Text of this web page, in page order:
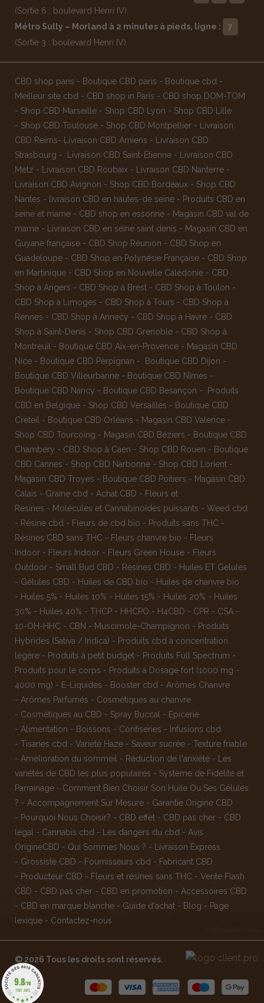
(Sortie 6 : boulevard Henri IV)
Métro Sully – Morland à 2 minutes à pieds, ligne :
7
(Sortie 3 : boulevard Henri IV)
CBD shop paris - Boutique CBD paris - Boutique cbd -
Meilleur site cbd - CBD shop in Paris - CBD shop DOM-TOM
- Shop CBD Marseille - Shop CBD Lyon - Shop CBD Lille
- Shop CBD Toulouse - Shop CBD Montpellier -
Livraison
CBD Reims- Livraison CBD Amiens -
Livraison CBD
Strasbourg - Livraison CBD Saint-Étienne -
Livraison CBD
Metz - Livraison CBD Roubaix - Livraison CBD Nanterre -
Livraison CBD Avignon - Shop CBD Bordeaux - Shop CBD
Nantes - livraison CBD en hautes-de seine - Produits CBD en
seine et marne - CBD shop en essonne - Magasin CBD val de
marne - Livraison CBD en seine saint denis - Magasin CBD en
Guyane française - CBD Shop Réunion - CBD Shop en
Guadeloupe - CBD Shop en Polynésie Française - CBD Shop
en Martinique - CBD Shop en Nouvelle Calédonie - CBD
Shop à Angers - CBD Shop à Brest - CBD Shop à Toulon -
CBD Shop à Limoges - CBD Shop à Tours - CBD Shop à
Rennes - CBD Shop à Annecy - CBD Shop à Havre - CBD
Shop à Saint-Denis - Shop CBD Grenoble - CBD Shop à
Montreuil
- Boutique CBD Aix-en-Provence - Magasin CBD
Nice - Boutique CBD Perpignan - Boutique CBD Dijon -
Boutique CBD Villeurbanne - Boutique CBD Nîmes -
Boutique CBD Nancy - Boutique CBD Besançon -
Produits
CBD en Belgique - Shop CBD Versailles - Boutique CBD
Créteil
- Boutique CBD Orléans - Magasin CBD Valence -
Shop CBD Tourcoing - Magasin CBD Béziers - Boutique CBD
Chambéry - CBD Shop à Caen - Shop CBD Rouen - Boutique
CBD Cannes - Shop CBD Narbonne - Shop CBD Lorient -
Magasin CBD Troyes - Boutique CBD Poitiers - Magasin CBD
Calais - Graine cbd - Achat CBD - Fleurs et
Resines - Molécules et Cannabinoïdes puissants - Weed cbd
- Résine cbd - Fleurs de cbd bio - Produits sans THC -
Résines CBD sans THC - Fleurs chanvre bio - Fleurs
Indoor - Fleurs Indoor - Fleurs Green House - Fleurs
Outdoor - Small Bud CBD - Résines CBD - Huiles ET Gelules
- Gélules CBD - Huiles de CBD bio - Huiles de chanvre bio
- Huiles 5% - Huiles 10% - Huiles 15% - Huiles 20% - Huiles
30% - Huiles 40% - THCP - HHCPO - H4CBD - CPR - CSA -
10-OH-HHC - CBN - Muscimole-Champignon - Produits
Hybrides (Sativa / Indica) - Produits cbd à concentration
légère - Produits à petit budget - Produits Full Spectrum -
Produits pour le corps - Produits à Dosage fort (1000 mg -
4000 mg) - E-Liquides - Booster cbd - Arômes Chanvre
- Arômes Parfumés - Cosmétiques au chanvre
- Cosmétiques au CBD - Spray Buccal - Epicerie
- Alimentation - Boissons - Confiseries - Infusions cbd
- Tisanes cbd - Variété Haze - Saveur sucrée - Texture friable
- Amélioration du sommeil - Réduction de l'anxiété -
Les
variétés de CBD les plus populaires - Système de Fidélité et
Parrainage - Comment Bien Choisir Son Huile Ou Ses Gélules
? - Accompagnement Sur Mesure - Garantie Origine CBD
- Pourquoi Nous Choisir? - CBD effet - CBD pas cher - CBD
legal
- Cannabis cbd - Les dangers du cbd - Avis
OrigineCBD - Qui Sommes Nous ? -
Livraison Express
- Grossiste CBD - Fournisseurs cbd - Fabricant CBD
- Producteur CBD - Fleurs et résines sans THC - Vente Flash
CBD - CBD pas cher - CBD en promotion - Accessoires CBD
- CBD en marque blanche - Guide d'achat - Blog - Page
lexique - Contactez-nous
© 2026 Tous les droits sont réservés.
9.8/10
1561 AVIS